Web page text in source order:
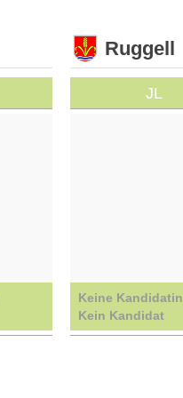
Ruggell
JL
Keine Kandidatin
Kein Kandidat